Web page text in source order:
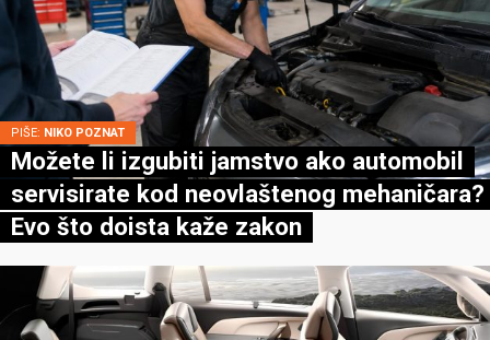
PIŠE: NIKO POZNAT
Možete li izgubiti jamstvo ako automobil
servisirate kod neovlaštenog mehaničara?
Evo što doista kaže zakon